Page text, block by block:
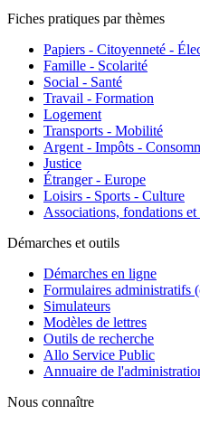
Fiches pratiques par thèmes
Papiers - Citoyenneté -
Famille - Scolarité
Social - Santé
Travail - Formation
Logement
Transports - Mobilité
Argent - Impôts -
Justice
Étranger - Europe
Loisirs - Sports - Culture
Associations, fondations
Démarches et outils
Démarches en ligne
Formulaires administratifs
Simulateurs
Modèles de lettres
Outils de recherche
Allo Service Public
Annuaire de
Nous connaître